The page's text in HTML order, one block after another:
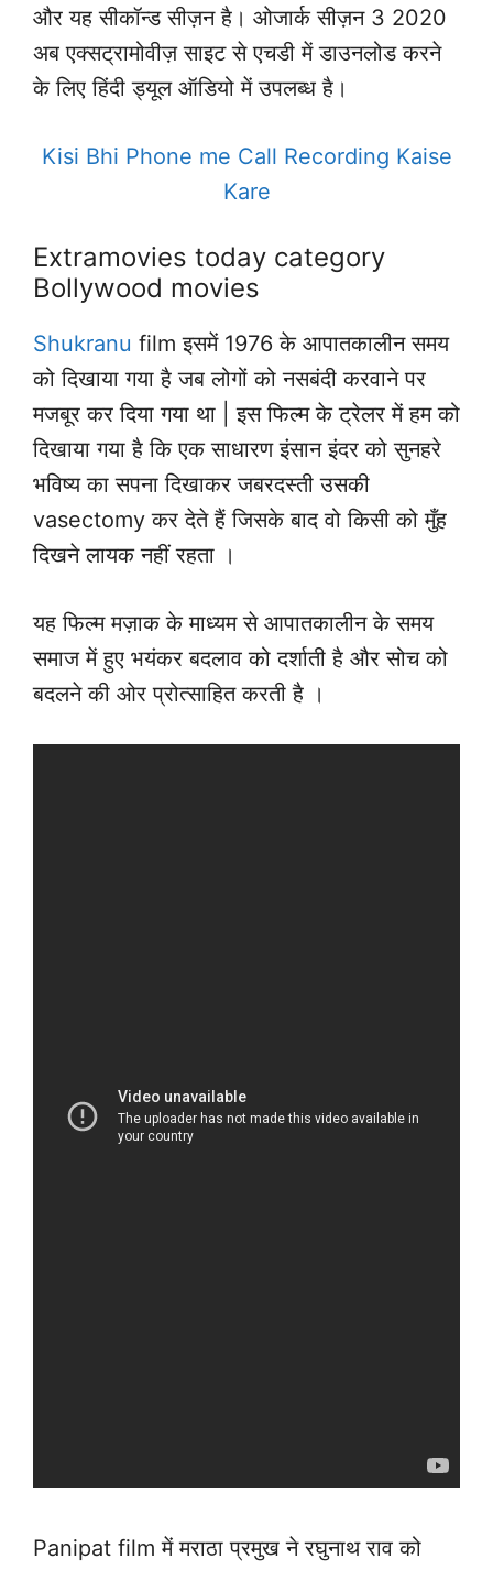
और यह सीकॉन्ड सीज़न है। ओजार्क सीज़न 3 2020
अब एक्सट्रामोवीज़ साइट से एचडी में डाउनलोड करने
के लिए हिंदी ड्यूल ऑडियो में उपलब्ध है।
Kisi Bhi Phone me Call Recording Kaise
Kare
Extramovies today category
Bollywood movies
Shukranu film इसमें 1976 के आपातकालीन समय
को दिखाया गया है जब लोगों को नसबंदी करवाने पर
मजबूर कर दिया गया था | इस फिल्म के ट्रेलर में हम को
दिखाया गया है कि एक साधारण इंसान इंदर को सुनहरे
भविष्य का सपना दिखाकर जबरदस्ती उसकी
vasectomy कर देते हैं जिसके बाद वो किसी को मुँह
दिखने लायक नहीं रहता ।
यह फिल्म मज़ाक के माध्यम से आपातकालीन के समय
समाज में हुए भयंकर बदलाव को दर्शाती है और सोच को
बदलने की ओर प्रोत्साहित करती है ।
Panipat film में मराठा प्रमुख ने रघुनाथ राव को